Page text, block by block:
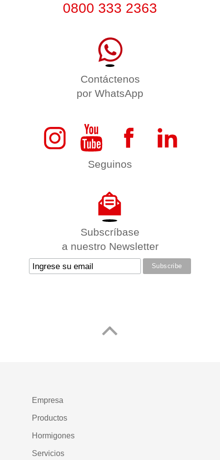
0800 333 2363
Contáctenos
por WhatsApp
Seguinos
Subscríbase
a nuestro Newsletter
Empresa
Quiénes Somos
Historia
Productos
Cementos
Cementos de Albañilería
Hormigones
Introducción
Servicios